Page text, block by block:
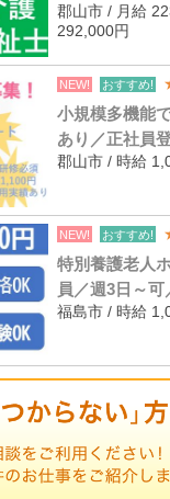
郡山市 / 月給
292,000円
NEW! おすすめ!
小規模多機能
あり／正社員
郡山市 / 時給
NEW! おすすめ!
特別養護老人
員／週3日～可
福島市 / 時給